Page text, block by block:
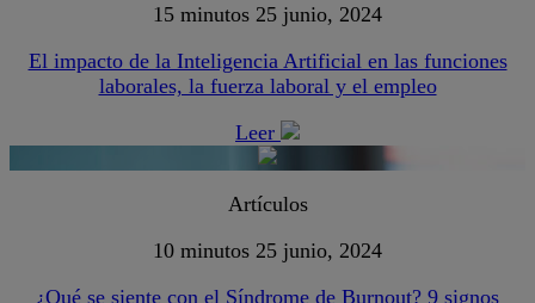
15 minutos 25 junio, 2024
El impacto de la Inteligencia Artificial en las funciones
laborales, la fuerza laboral y el empleo
Leer
Artículos
10 minutos 25 junio, 2024
¿Qué se siente con el Síndrome de Burnout? 9 signos